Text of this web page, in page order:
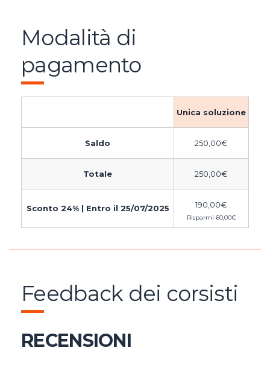
Modalità di
pagamento
Unica soluzione
Saldo 250,00€
Totale 250,00€
Sconto 24% | Entro il 25/07/2025 190,00€
Risparmi 60,00€
Feedback dei corsisti
RECENSIONI